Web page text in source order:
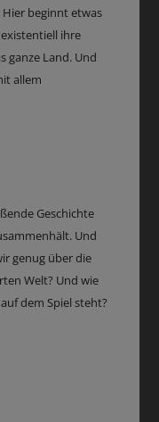
beginnt etwas
ihre
ganze Land. Und
allem
Geschichte
Und
genug über die
Welt? Und wie
dem Spiel steht?